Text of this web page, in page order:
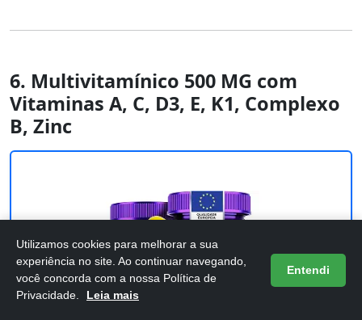
6. Multivitamínico 500 MG com
Vitaminas A, C, D3, E, K1, Complexo
B, Zinc
Utilizamos cookies para melhorar a sua
experiência no site. Ao continuar navegando,
você concorda com a nossa Política de
Privacidade.
Leia mais
Entendi